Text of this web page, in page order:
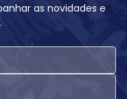
as novidades e